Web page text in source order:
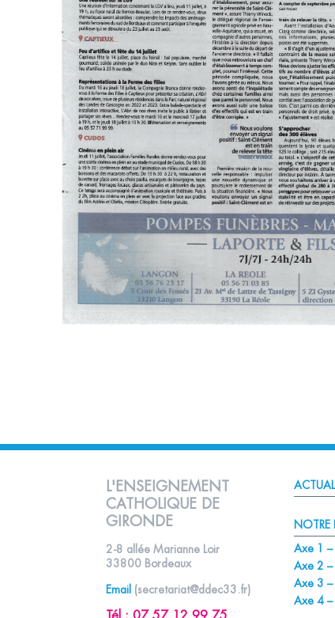
L'ENSEIGNEMENT
CATHOLIQUE DE
GIRONDE
2-8 allée Marianne Loir
33800 Bordeaux
Email (secretariat@ddec33.fr)
NOTRE
Axe 1 –
Axe 2 –
Axe 3 –
Axe 4 –